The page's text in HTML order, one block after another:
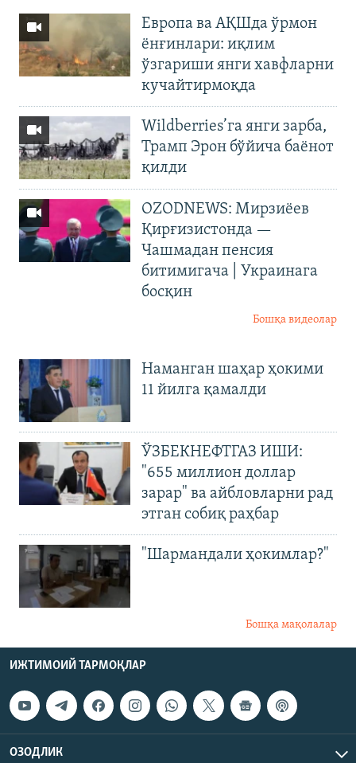
Европа ва АҚШда ўрмон
ёнғинлари: иқлим
ўзгариши янги хавфларни
кучайтирмоқда
Wildberries’га янги зарба,
Трамп Эрон бўйича баёнот
қилди
OZODNEWS: Мирзиёев
Қирғизистонда —
Чашмадан пенсия
битимигача | Украинага
босқин
Бошқа видеолар
Наманган шаҳар ҳокими
11 йилга қамалди
ЎЗБЕКНЕФТГАЗ ИШИ:
"655 миллион доллар
зарар" ва айбловларни рад
этган собиқ раҳбар
"Шармандали ҳокимлар?"
Бошқа мақолалар
ИЖТИМОИЙ ТАРМОҚЛАР
ОЗОДЛИК